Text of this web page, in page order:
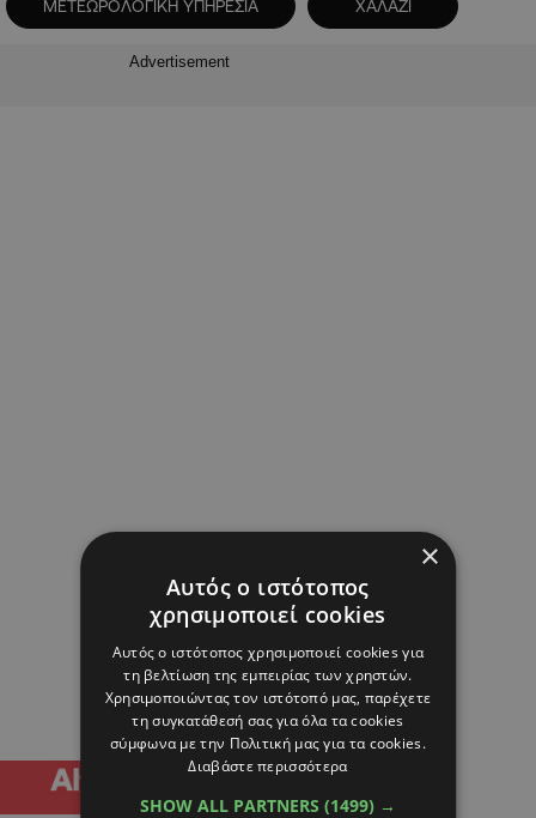
ΜΕΤΕΩΡΟΛΟΓΙΚΗ ΥΠΗΡΕΣΙΑ ΧΑΛΑΖΙ
Advertisement
×
Αυτός ο ιστότοπος
χρησιμοποιεί cookies
Αυτός ο ιστότοπος χρησιμοποιεί cookies για
τη βελτίωση της εμπειρίας των χρηστών.
Χρησιμοποιώντας τον ιστότοπό μας, παρέχετε
τη συγκατάθεσή σας για όλα τα cookies
σύμφωνα με την Πολιτική μας για τα cookies.
Διαβάστε περισσότερα
SHOW ALL PARTNERS (1499) →